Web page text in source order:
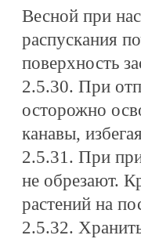
Весной при
распускания
поверхность
2.5.30. При
осторожно
канавы,
2.5.31. При
не обрезают.
растений на
2.5.32.